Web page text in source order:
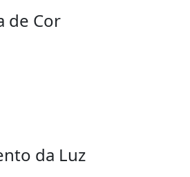
de Cor
da Luz